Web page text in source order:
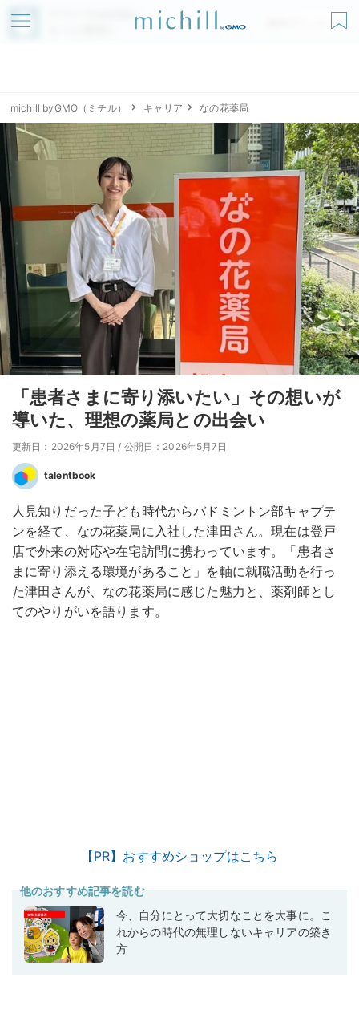
アプリでmichillが
無料ダウンロード
michill byGMO（ミチル） キャリア なの花薬局
「患者さまに寄り添いたい」その想いが
導いた、理想の薬局との出会い
更新日：2026年5月7日 / 公開日：2026年5月7日
talentbook
人見知りだった子ども時代からバドミントン部キャプテ
ンを経て、なの花薬局に入社した津田さん。現在は登戸
店で外来の対応や在宅訪問に携わっています。「患者さ
まに寄り添える環境があること」を軸に就職活動を行っ
た津田さんが、なの花薬局に感じた魅力と、薬剤師とし
てのやりがいを語ります。
【PR】おすすめショップはこちら
他のおすすめ記事を読む
今、自分にとって大切なことを大事に。こ
れからの時代の無理しないキャリアの築き
方